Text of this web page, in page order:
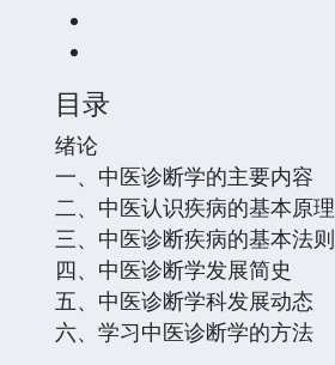
目录
绪论
一、中医诊断学的主要内容
二、中医认识疾病的基本原理
三、中医诊断疾病的基本法则
四、中医诊断学发展简史
五、中医诊断学科发展动态
六、学习中医诊断学的方法